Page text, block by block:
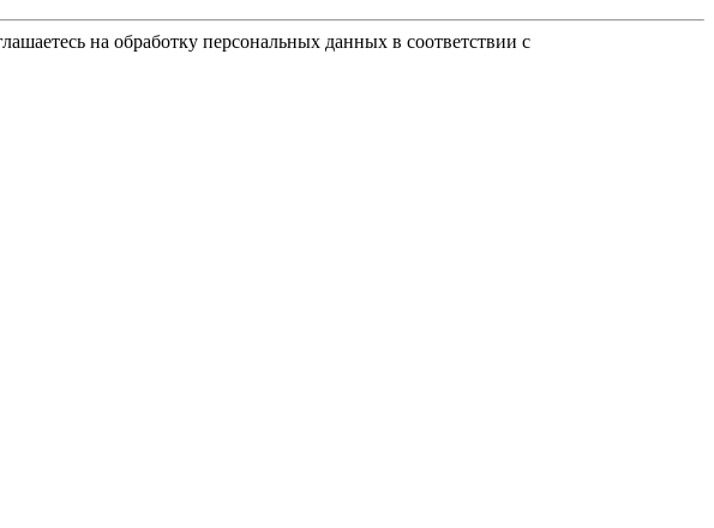
на обработку персональных данных в соответствии с